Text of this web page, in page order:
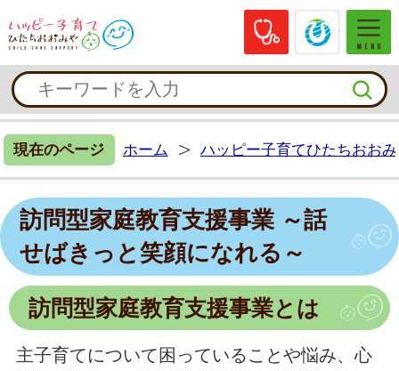
ハッピー子育てひたちおおみや
休日当番医
常陸
現在のページ ホーム ハッピー子育てひたちおお
訪問型家庭教育支援事業 ～話
せばきっと笑顔になれる～
訪問型家庭教育支援事業とは
主子育てについて困っていることや悩み、心